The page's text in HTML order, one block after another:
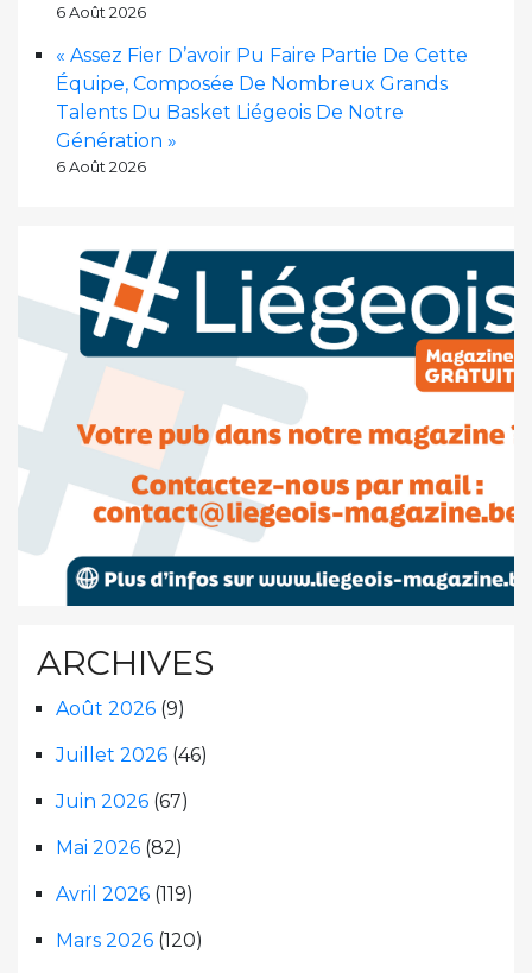
6 Août 2026
« Assez Fier D’avoir Pu Faire Partie De Cette
Équipe, Composée De Nombreux Grands
Talents Du Basket Liégeois De Notre
Génération »
6 Août 2026
ARCHIVES
Août 2026 (9)
Juillet 2026 (46)
Juin 2026 (67)
Mai 2026 (82)
Avril 2026 (119)
Mars 2026 (120)